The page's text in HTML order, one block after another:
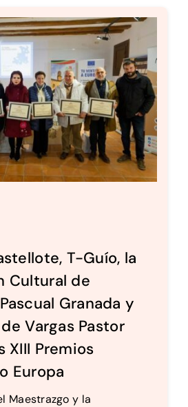
T-Guío, la
Cultural de
Granada y
Vargas Pastor
XIII Premios
Europa
Maestrazgo y la